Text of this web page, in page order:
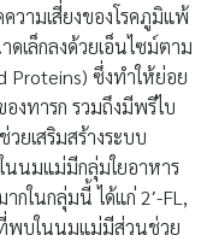
วามเสี่ยงของโรคภูมิแพ้
เล็กลงด้วยเอ็นไซม์ตาม
Proteins) ซึ่งทำให้ย่อย
งทารก รวมถึงมีพรีไบ
ยเสริมสร้างระบบ
นนมแม่มีกลุ่มใยอาหาร
กในกลุ่มนี้ ได้แก่ 2′-FL,
รที่พบในนมแม่มีส่วนช่วย